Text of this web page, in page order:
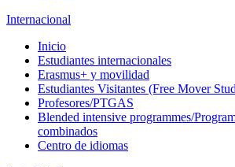
Internacional
Inicio
Estudiantes internacionales
Erasmus+ y movilidad
Estudiantes Visitantes (Free Mover
Profesores/PTGAS
Blended intensive programmes/
combinados
Centro de idiomas